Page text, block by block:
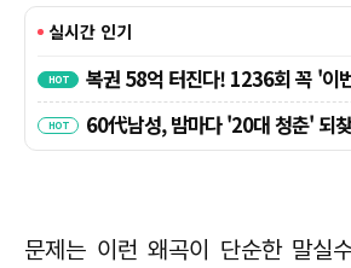
문제는 이런 왜곡이 단순한 말실